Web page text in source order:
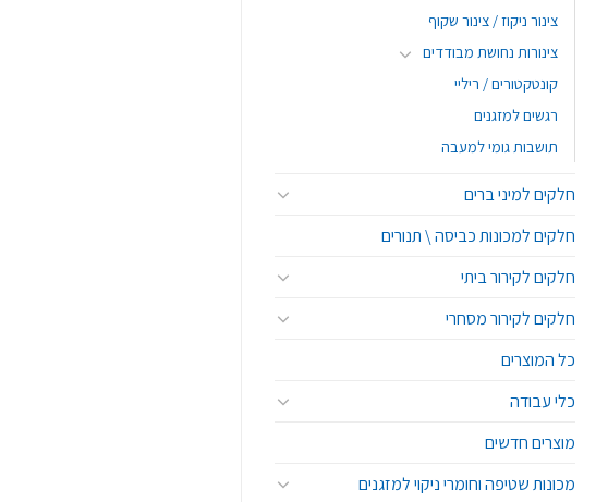
צינור ניקוז / צינור שקוף
צינורות נחושת מבודדים
קונטקטורים / ריליי
רגשים למזגנים
תושבות גומי למעבה
חלקים למיני ברים
חלקים למכונות כביסה \ תנורים
חלקים לקירור ביתי
חלקים לקירור מסחרי
כל המוצרים
כלי עבודה
מוצרים חדשים
מכונות שטיפה וחומרי ניקוי למזגנים